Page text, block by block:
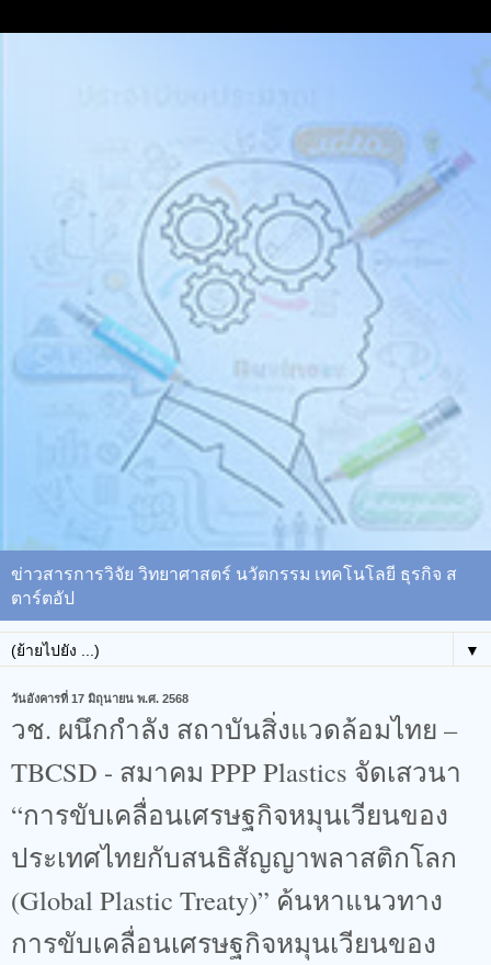
ข่าวสารการวิจัย วิทยาศาสตร์ นวัตกรรม เทคโนโลยี ธุรกิจ ส
ตาร์ตอัป
▼
วันอังคารที่ 17 มิถุนายน พ.ศ. 2568
วช. ผนึกกำลัง สถาบันสิ่งแวดล้อมไทย –
TBCSD - สมาคม PPP Plastics จัดเสวนา
“การขับเคลื่อนเศรษฐกิจหมุนเวียนของ
ประเทศไทยกับสนธิสัญญาพลาสติกโลก
(Global Plastic Treaty)” ค้นหาแนวทาง
การขับเคลื่อนเศรษฐกิจหมุนเวียนของ